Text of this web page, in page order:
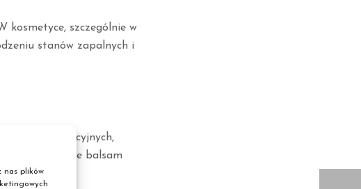
nas plików
kosmetyce, szczególnie w
stanów zapalnych i
relaksacyjnych,
ale także balsam